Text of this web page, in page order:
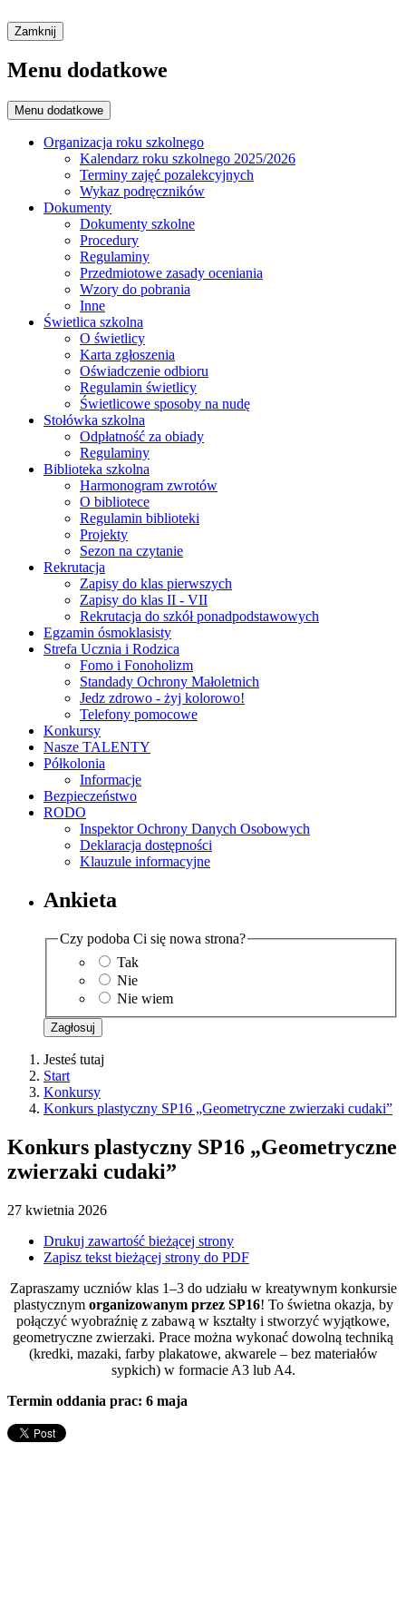
Zamknij
Menu dodatkowe
Menu dodatkowe
Organizacja roku szkolnego
Kalendarz roku szkolnego 2025/2026
Terminy zajęć pozalekcyjnych
Wykaz podręczników
Dokumenty
Dokumenty szkolne
Procedury
Regulaminy
Przedmiotowe zasady oceniania
Wzory do pobrania
Inne
Świetlica szkolna
O świetlicy
Karta zgłoszenia
Oświadczenie odbioru
Regulamin świetlicy
Świetlicowe sposoby na nudę
Stołówka szkolna
Odpłatność za obiady
Regulaminy
Biblioteka szkolna
Harmonogram zwrotów
O bibliotece
Regulamin biblioteki
Projekty
Sezon na czytanie
Rekrutacja
Zapisy do klas pierwszych
Zapisy do klas II - VII
Rekrutacja do szkół ponadpodstawowych
Egzamin ósmoklasisty
Strefa Ucznia i Rodzica
Fomo i Fonoholizm
Standady Ochrony Małoletnich
Jedz zdrowo - żyj kolorowo!
Telefony pomocowe
Konkursy
Nasze TALENTY
Półkolonia
Informacje
Bezpieczeństwo
RODO
Inspektor Ochrony Danych Osobowych
Deklaracja dostępności
Klauzule informacyjne
Ankieta
Czy podoba Ci się nowa strona?
Tak
Nie
Nie wiem
Zagłosuj
Jesteś tutaj
Start
Konkursy
Konkurs plastyczny SP16 „Geometryczne zwierzaki cudaki”
Konkurs plastyczny SP16 „Geometryczne
zwierzaki cudaki”
27 kwietnia 2026
Drukuj zawartość bieżącej strony
Zapisz tekst bieżącej strony do PDF
Zapraszamy uczniów klas 1–3 do udziału w kreatywnym konkursie
plastycznym organizowanym przez SP16! To świetna okazja, by
połączyć wyobraźnię z zabawą w kształty i stworzyć wyjątkowe,
geometryczne zwierzaki. Prace można wykonać dowolną techniką
(kredki, mazaki, farby plakatowe, akwarele – bez materiałów
sypkich) w formacie A3 lub A4.
Termin oddania prac: 6 maja